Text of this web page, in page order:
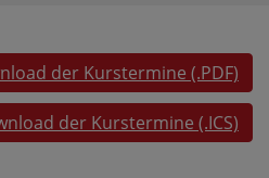
der Kurstermine (.PDF)
der Kurstermine (.ICS)